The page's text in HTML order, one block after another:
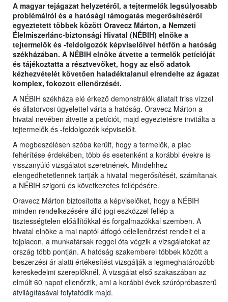
A magyar tejágazat helyzetéről, a tejtermelők legsúlyosabb
problémáiról és a hatósági támogatás megerősítéséről
egyeztetett többek között Oravecz Márton, a Nemzeti
Élelmiszerlánc-biztonsági Hivatal (NÉBIH) elnöke a
tejtermelők és -feldolgozók képviselőivel hétfőn a hatóság
székházában. A NÉBIH elnöke átvette a termelők petícióját
és tájékoztatta a résztvevőket, hogy az első adatok
kézhezvételét követően haladéktalanul elrendelte az ágazat
komplex, fokozott ellenőrzését.
A NÉBIH székháza elé érkező demonstrálók állatait friss vízzel
és állatorvosi ügyelettel várta a hatóság. Oravecz Márton a
hivatal nevében átvette a petíciót, majd egyeztetésre invitálta a
tejtermelők és -feldolgozók képviselőit.
A megbeszélésen szóba került, hogy a termelők, a piac
fehérítése érdekében, több és esetenként a korábbi évekre is
visszanyúló vizsgálatot szeretnének. Mindehhez
elengedhetetlennek tartják a hivatal megerősítését, számítanak
a NÉBIH szigorú és következetes fellépésére.
Oravecz Márton biztosította a képviselőket, hogy a NÉBIH
minden rendelkezésére álló jogi eszközzel fellép a
tisztességtelen előállítókkal és forgalmazókkal szemben. A
hivatal elnöke a mai naptól átfogó célellenőrzést rendelt el a
tejpiacon, a munkatársak reggel óta végzik a vizsgálatokat az
ország több pontján. A hatóság szakemberei többek között a
beszerzési ár alatti értékesítést vizsgálják a legmeghatározóbb
kereskedelmi szereplőknél. A vizsgálat első szakaszában az
elmúlt 60 napot ellenőrzik, ami a korábbi évek szúrópróbaszerű
átvilágításával folytatódik majd.